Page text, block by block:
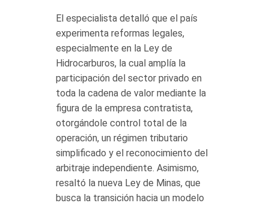
El especialista detalló que el país
experimenta reformas legales,
especialmente en la Ley de
Hidrocarburos, la cual amplía la
participación del sector privado en
toda la cadena de valor mediante la
figura de la empresa contratista,
otorgándole control total de la
operación, un régimen tributario
simplificado y el reconocimiento del
arbitraje independiente. Asimismo,
resaltó la nueva Ley de Minas, que
busca la transición hacia un modelo